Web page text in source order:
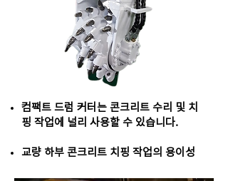
​컴팩트 드럼 커터는 콘크리트 수리 및 치
핑 작업에 널리 사용할 수 있습니다.
교량 하부 콘크리트 치핑 작업의 용이성